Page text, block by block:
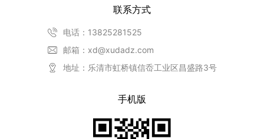
联系方式
电话：13825281525
邮箱：xd@xudadz.com
地址：乐清市虹桥镇信岙工业区昌盛路3号
手机版